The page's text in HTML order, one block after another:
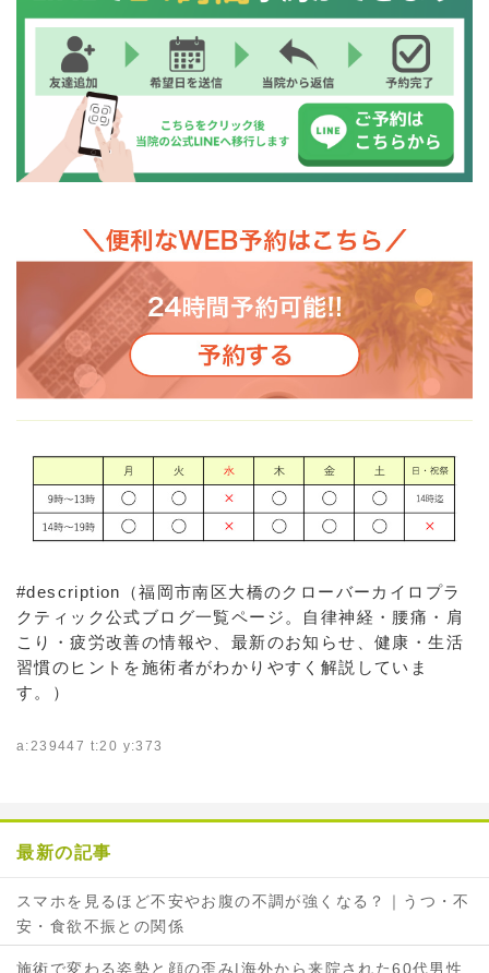
#description（福岡市南区大橋のクローバーカイロプラ
クティック公式ブログ一覧ページ。自律神経・腰痛・肩
こり・疲労改善の情報や、最新のお知らせ、健康・生活
習慣のヒントを施術者がわかりやすく解説していま
す。）
a:239447 t:20 y:373
最新の記事
スマホを見るほど不安やお腹の不調が強くなる？｜うつ・不
安・食欲不振との関係
施術で変わる姿勢と顔の歪み|海外から来院された60代男性